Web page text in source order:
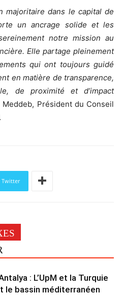
majoritaire dans le capital de
un ancrage solide et les
notre mission au
Elle partage pleinement
qui ont toujours guidé
en matière de transparence,
de proximité et d’impact
Meddeb, Président du Conseil
Twitter
: L’UpM et la Turquie
le bassin méditerranéen